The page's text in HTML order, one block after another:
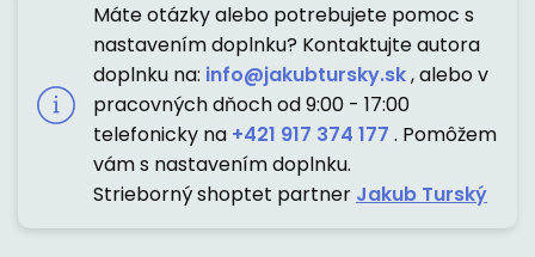
Máte otázky alebo potrebujete pomoc s
nastavením doplnku? Kontaktujte autora
doplnku na: info@jakubtursky.sk, alebo v
pracovných dňoch od 9:00 - 17:00
telefonicky na +421 917 374 177 . Pomôžem
vám s nastavením doplnku.
Strieborný shoptet partner Jakub Turský